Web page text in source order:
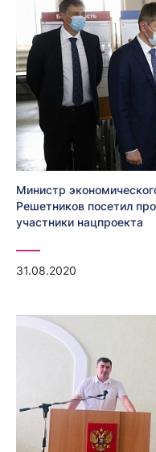
Министр
Решетников посетил
участники нацпроекта
31.08.2020